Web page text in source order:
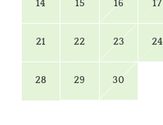
14 15 16 17
21 22 23 24
28 29 30